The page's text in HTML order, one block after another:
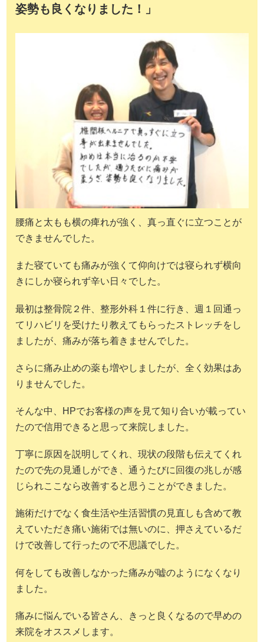
姿勢も良くなりました！」
腰痛と太もも横の痺れが強く、真っ直ぐに立つことが
できませんでした。
また寝ていても痛みが強くて仰向けでは寝られず横向
きにしか寝られず辛い日々でした。
最初は整骨院２件、整形外科１件に行き、週１回通っ
てリハビリを受けたり教えてもらったストレッチをし
ましたが、痛みが落ち着きませんでした。
さらに痛み止めの薬も増やしましたが、全く効果はあ
りませんでした。
そんな中、HPでお客様の声を見て知り合いが載ってい
たので信用できると思って来院しました。
丁寧に原因を説明してくれ、現状の段階も伝えてくれ
たので先の見通しができ、通うたびに回復の兆しが感
じられここなら改善すると思うことができました。
施術だけでなく食生活や生活習慣の見直しも含めて教
えていただき痛い施術では無いのに、押さえているだ
けで改善して行ったので不思議でした。
何をしても改善しなかった痛みが嘘のようになくなり
ました。
痛みに悩んでいる皆さん、きっと良くなるので早めの
来院をオススメします。